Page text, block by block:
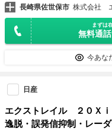
長崎県佐世保市 株式会社
まずは
無料通
今あな
日産
エクストレイル ２０Ｘ
逸脱・誤発信抑制・レー